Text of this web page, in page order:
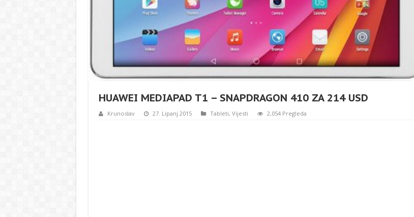
HUAWEI MEDIAPAD T1 – SNAPDRAGON 410 ZA 214 USD
Krunoslav 27. Lipanj 2015 Tableti, Vijesti 2,054 Pregleda